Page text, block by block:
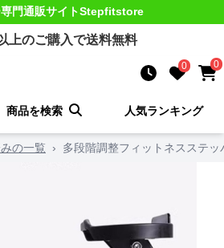
専門通販サイトStepfitstore
上のご購入で送料無料
0 0
商品を検索 人気ランキング
の一覧 › 多段階調整フィットネスステッ